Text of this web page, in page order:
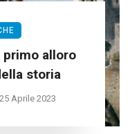
primo alloro
storia
25 Aprile 2023